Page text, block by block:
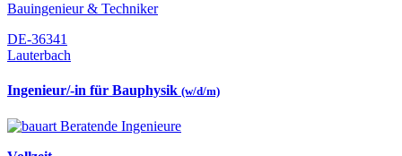
Bauingenieur & Techniker
DE-36341
Lauterbach
Ingenieur/-in für Bauphysik (w/d/m)